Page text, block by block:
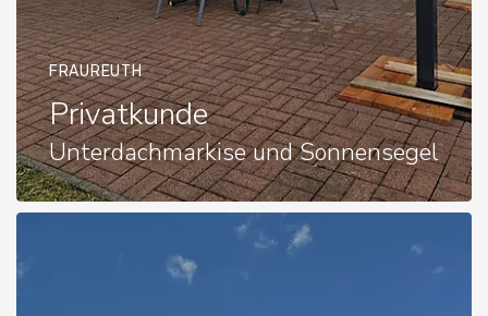
FRAUREUTH
Privatkunde
Unterdachmarkise und Sonnensegel